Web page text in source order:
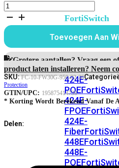
FortiSwitch
Series
FortiSwitch
424E
424E-
POE
424E-
FPOE
424E-
Fiber
448E
448E-
POE
FortiWiFi-
30G
jaar
Unified
Threat
Protection
aantal
Toevoegen Aan
Grotere aantallen? Vraag een
product laten installeren? Neem
SKU:FC-10-FW30G-950-02-36
Protection
GTIN/UPC: 195875414738
* Korting Wordt Berekend Vanaf De
Delen: